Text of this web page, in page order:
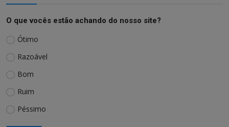
O que vocês estão achando do nosso site?
Ótimo
Razoável
Bom
Ruim
Péssimo